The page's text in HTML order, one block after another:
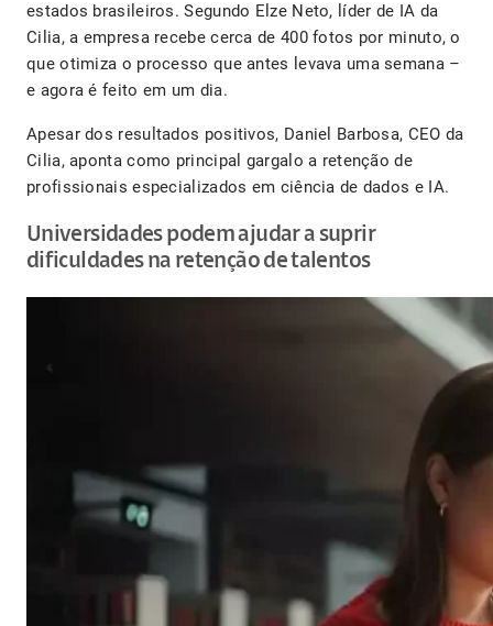
estados brasileiros. Segundo Elze Neto, líder de IA da
Cilia, a empresa recebe cerca de 400 fotos por minuto, o
que otimiza o processo que antes levava uma semana –
e agora é feito em um dia.
Apesar dos resultados positivos, Daniel Barbosa, CEO da
Cilia, aponta como principal gargalo a retenção de
profissionais especializados em ciência de dados e IA.
Universidades podem ajudar a suprir
dificuldades na retenção de talentos